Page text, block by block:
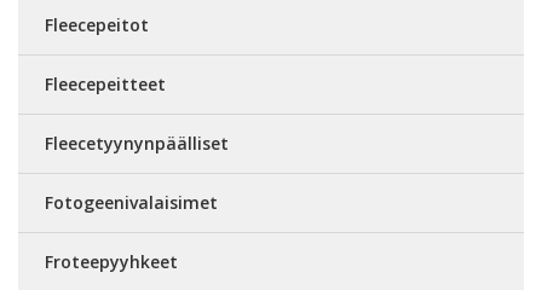
Fleecepeitot
Fleecepeitteet
Fleecetyynynpäälliset
Fotogeenivalaisimet
Froteepyyhkeet